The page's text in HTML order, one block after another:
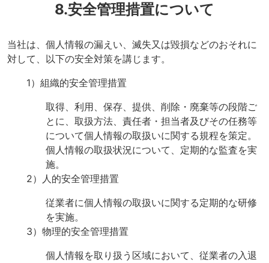
8.安全管理措置について
当社は、個人情報の漏えい、滅失又は毀損などのおそれに
対して、以下の安全対策を講じます。
1）組織的安全管理措置
取得、利用、保存、提供、削除・廃棄等の段階ご
とに、取扱方法、責任者・担当者及びその任務等
について個人情報の取扱いに関する規程を策定。
個人情報の取扱状況について、定期的な監査を実
施。
2）人的安全管理措置
従業者に個人情報の取扱いに関する定期的な研修
を実施。
3）物理的安全管理措置
個人情報を取り扱う区域において、従業者の入退